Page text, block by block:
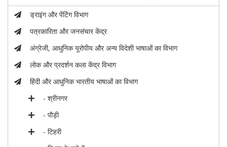
ड्राइंग और पेंटिंग विभाग
पत्रकारिता और जनसंचार केंद्र
अंग्रेजी, आधुनिक यूरोपीय और अन्य विदेशी भाषाओं का विभाग
लोक और प्रदर्शन कला केंद्र विभाग
हिंदी और आधुनिक भारतीय भाषाओं का विभाग
- श्रीनगर
- पौड़ी
- टिहरी